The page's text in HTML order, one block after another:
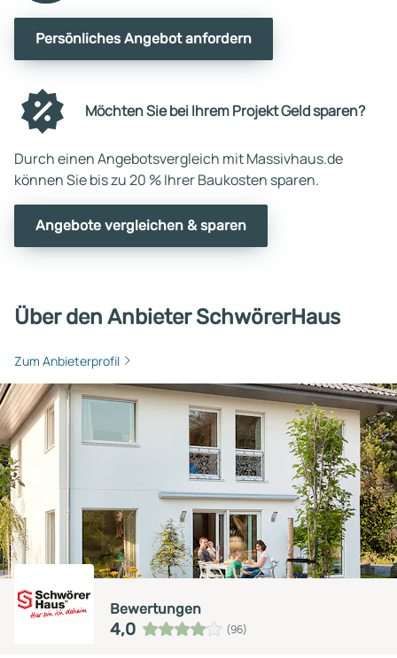
Persönliches Angebot anfordern
Möchten Sie bei Ihrem Projekt Geld sparen?
Durch einen Angebotsvergleich mit Massivhaus.de
können Sie bis zu 20 % Ihrer Baukosten sparen.
Angebote vergleichen & sparen
Über den Anbieter SchwörerHaus
Zum Anbieterprofil
Bewertungen
4,0 (96)